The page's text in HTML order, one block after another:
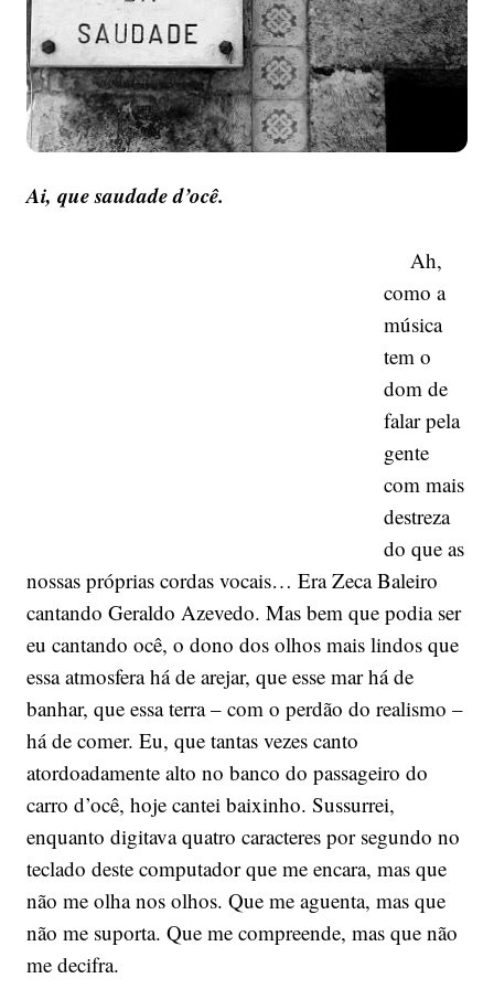
Ai, que saudade d’ocê.
Ah,
como a
música
tem o
dom de
falar pela
gente
com mais
destreza
do que as
nossas próprias cordas vocais… Era Zeca Baleiro
cantando Geraldo Azevedo. Mas bem que podia ser
eu cantando ocê, o dono dos olhos mais lindos que
essa atmosfera há de arejar, que esse mar há de
banhar, que essa terra – com o perdão do realismo –
há de comer. Eu, que tantas vezes canto
atordoadamente alto no banco do passageiro do
carro d’ocê, hoje cantei baixinho. Sussurrei,
enquanto digitava quatro caracteres por segundo no
teclado deste computador que me encara, mas que
não me olha nos olhos. Que me aguenta, mas que
não me suporta. Que me compreende, mas que não
me decifra.